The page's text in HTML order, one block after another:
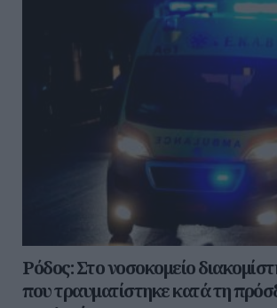
Ρόδος: Στο νοσοκομείο
που τραυματίστηκε κατά τη